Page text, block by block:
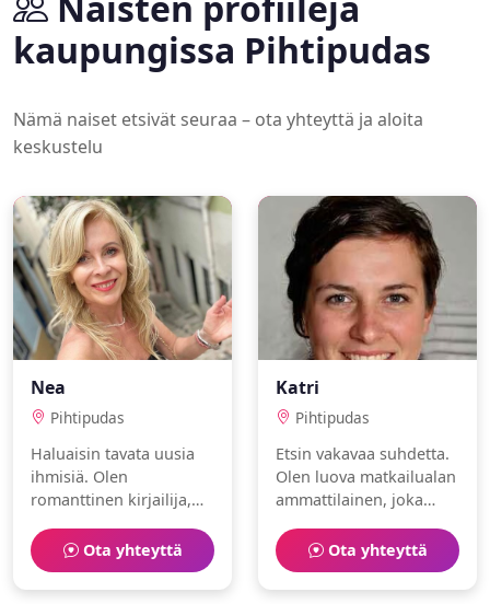
kaupungissa Pihtipudas
Nämä naiset etsivät seuraa – ota yhteyttä ja aloita
keskustelu
Nea
Pihtipudas
Haluaisin tavata uusia
ihmisiä. Olen
romanttinen kirjailija,
saliharjoittelu.
Ota yhteyttä
Katri
Pihtipudas
Etsin vakavaa suhdetta.
Olen luova matkailualan
ammattilainen, joka
hyvinvointi.Ota yhteyttä